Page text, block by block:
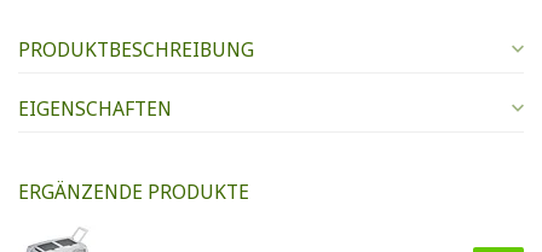
PRODUKTBESCHREIBUNG
EIGENSCHAFTEN
ERGÄNZENDE PRODUKTE